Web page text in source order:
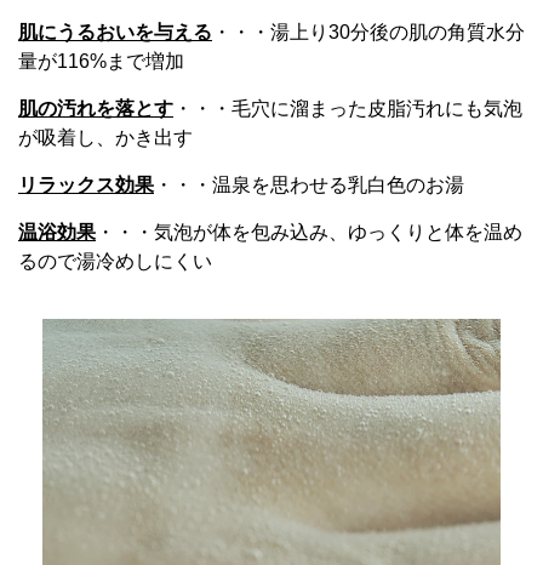
肌にうるおいを与える ・・・湯上り30分後の肌の角質水分
量が116%まで増加
肌の汚れを落とす ・・・毛穴に溜まった皮脂汚れにも気泡
が吸着し、かき出す
リラックス効果 ・・・温泉を思わせる乳白色のお湯
温浴効果 ・・・気泡が体を包み込み、ゆっくりと体を温め
るので湯冷めしにくい